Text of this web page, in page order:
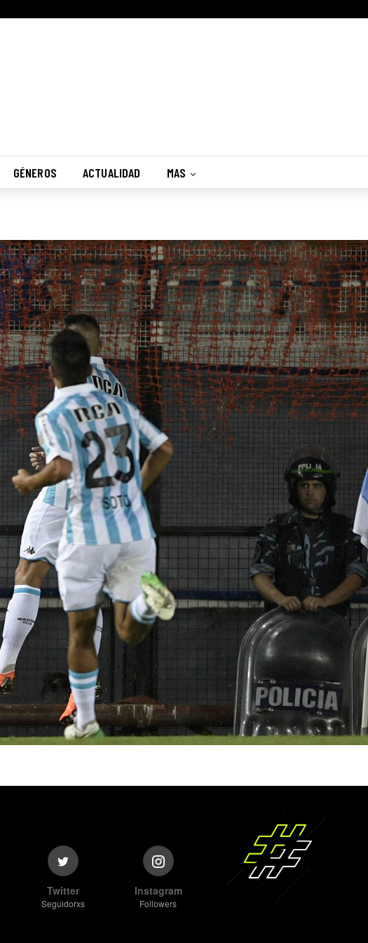
GÉNEROS ACTUALIDAD MAS
Twitter
Seguidorxs
Instagram
Followers